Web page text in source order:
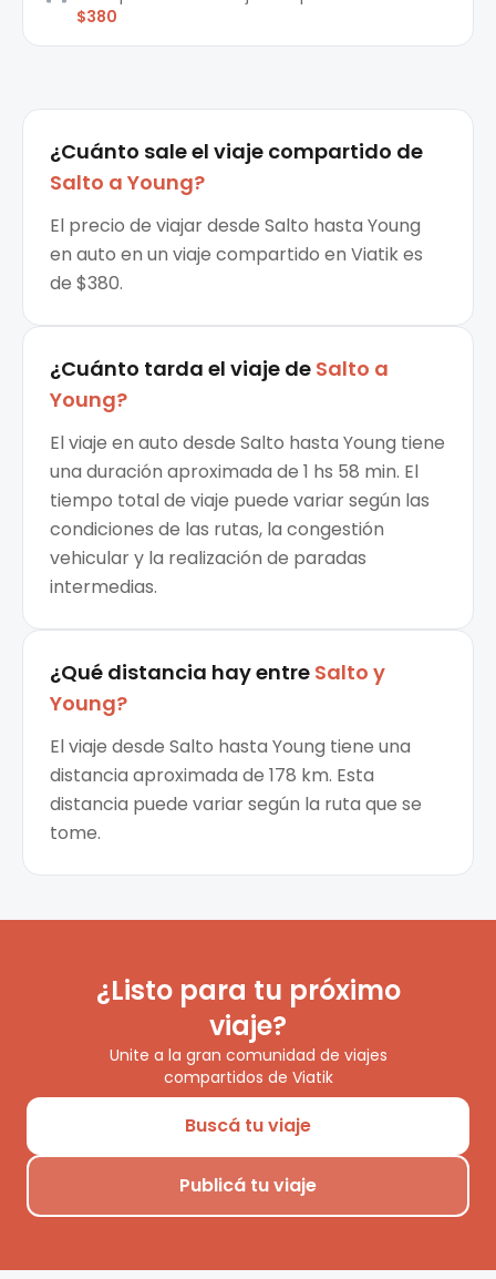
$380
¿Cuánto sale el viaje compartido de
Salto a Young?
El precio de viajar desde Salto hasta Young
en auto en un viaje compartido en Viatik es
de $380.
¿Cuánto tarda el viaje de Salto a
Young?
El viaje en auto desde Salto hasta Young tiene
una duración aproximada de 1 hs 58 min. El
tiempo total de viaje puede variar según las
condiciones de las rutas, la congestión
vehicular y la realización de paradas
intermedias.
¿Qué distancia hay entre Salto y
Young?
El viaje desde Salto hasta Young tiene una
distancia aproximada de 178 km. Esta
distancia puede variar según la ruta que se
tome.
¿Listo para tu próximo
viaje?
Unite a la gran comunidad de viajes
compartidos de Viatik
Buscá tu viaje
Publicá tu viaje